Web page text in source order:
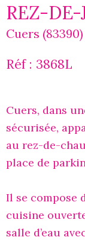
REZ-
Cuers (83390)
Réf : 3868L
Cuers, dans
sécurisée,
au rez-de-
place de
Il se compose
cuisine
salle d’eau